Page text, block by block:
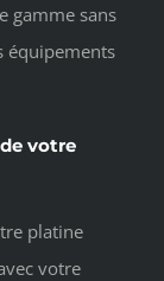
gamme sans
équipements
votre
platine
votre